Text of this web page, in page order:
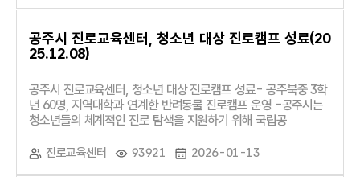
공주시 진로교육센터, 청소년 대상 진로캠프 성료(20
25.12.08)
공주시 진로교육센터, 청소년 대상 진로캠프 성료- 공주북중 3학
년 60명, 지역대학과 연계한 반려동물 진로캠프 운영 -공주시는
청소년들의 체계적인 진로 탐색을 지원하기 위해 국립공
진로교육센터 93921 2026-01-13